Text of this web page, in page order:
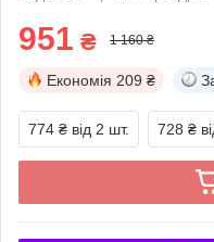
951 ₴ 1 160 ₴
Економія 209 ₴
774 ₴ від 2 шт. 728 ₴